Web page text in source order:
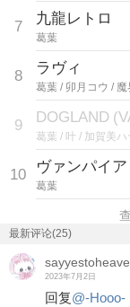
7 九龍レトロ
葛葉
8 ラヴィ
葛葉 / 卯月コウ /
9 DOGLAND (
葛葉 / 叶 / 加賀美
10 ヴァンパイア
葛葉
最新评论(25)
2023年7月2日
回复@-Hooo-